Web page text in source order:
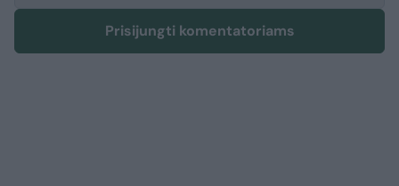
Prisijungti komentatoriams